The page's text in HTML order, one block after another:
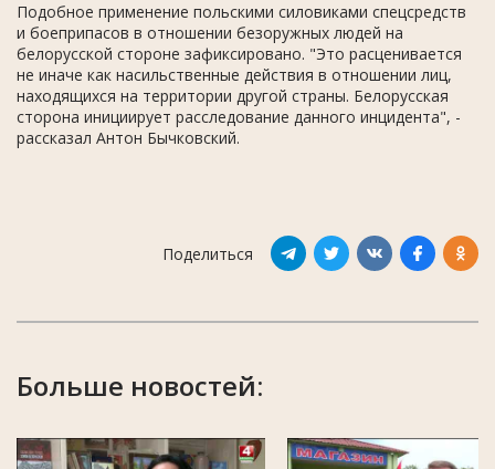
Подобное применение польскими силовиками спецсредств
и боеприпасов в отношении безоружных людей на
белорусской стороне зафиксировано. "Это расценивается
не иначе как насильственные действия в отношении лиц,
находящихся на территории другой страны. Белорусская
сторона инициирует расследование данного инцидента", -
рассказал Антон Бычковский.
Поделиться
Больше новостей: